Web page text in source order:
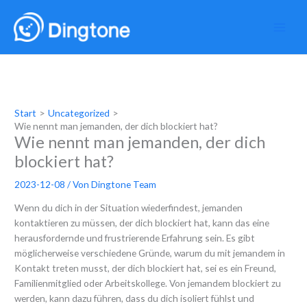
Inhalt
springen
Start
Uncategorized
Wie nennt man jemanden, der dich blockiert hat?
Wie nennt man jemanden, der dich
blockiert hat?
2023-12-08/ VonDingtone Team
Wenn du dich in der Situation wiederfindest, jemanden
kontaktieren zu müssen, der dich blockiert hat, kann das eine
herausfordernde und frustrierende Erfahrung sein. Es gibt
möglicherweise verschiedene Gründe, warum du mit jemandem in
Kontakt treten musst, der dich blockiert hat, sei es ein Freund,
Familienmitglied oder Arbeitskollege. Von jemandem blockiert zu
werden, kann dazu führen, dass du dich isoliert fühlst und